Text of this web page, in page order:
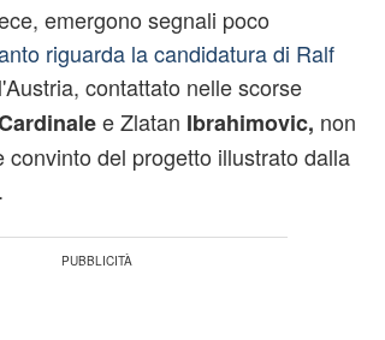
emergono segnali poco
riguarda la candidatura di Ralf
contattato nelle scorse
e Zlatan Ibrahimovic, non
convinto del progetto illustrato dalla